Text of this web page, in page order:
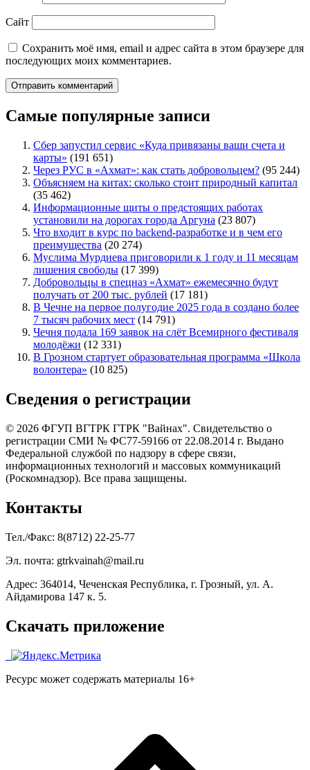
Сайт
Сохранить моё имя, email и адрес сайта в этом браузере для
последующих моих комментариев.
Самые популярные записи
Сбер запустил сервис «Куда привязаны ваши счета и
карты» (191 651)
Через РУС в «Ахмат»: как стать добровольцем? (95 244)
Объясняем на китах: сколько стоит природный капитал
(35 462)
Информационные щиты о предстоящих работах
установили на дорогах города Аргуна (23 807)
Что входит в курс по backend-разработке и в чем его
преимущества (20 274)
Муслима Мурдиева приговорили к 1 году и 11 месяцам
лишения свободы (17 399)
Добровольцы в спецназ «Ахмат» ежемесячно будут
получать от 200 тыс. рублей (17 181)
В Чечне на первое полугодие 2025 года в создано более
7 тысяч рабочих мест (14 791)
Чечня подала 169 заявок на слёт Всемирного фестиваля
молодёжи (12 331)
В Грозном стартует образовательная программа «Школа
волонтера» (10 825)
Сведения о регистрации
© 2026 ФГУП ВГТРК ГТРК "Вайнах". Свидетельство о
регистрации СМИ № ФС77-59166 от 22.08.2014 г. Выдано
Федеральной службой по надзору в сфере связи,
информационных технологий и массовых коммуникаций
(Роскомнадзор). Все права защищены.
Контакты
Тел./Факс: 8(8712) 22-25-77
Эл. почта: gtrkvainah@mail.ru
Адрес: 364014, Чеченская Республика, г. Грозный, ул. А.
Айдамирова 147 к. 5.
Скачать приложение
Ресурс может содержать материалы 16+